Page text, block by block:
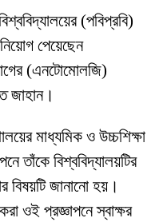
(পবিপ্রবি)
পেয়েছেন
(এনটোমোলজি)
জাহান।
মাধ্যমিক ও উচ্চশিক্ষা
তাঁকে বিশ্ববিদ্যালয়টির
বিষয়টি জানানো হয়।
ওই প্রজ্ঞাপনে স্বাক্ষর